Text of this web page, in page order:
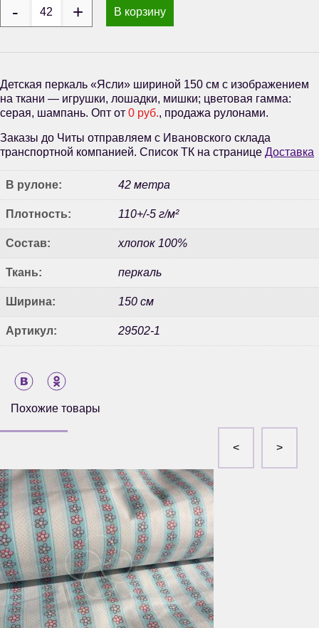
В корзину
Детская перкаль «Ясли» шириной 150 см с изображением
на ткани — игрушки, лошадки, мишки; цветовая гамма:
серая, шампань. Опт от 0 руб., продажа рулонами.
Заказы до Читы отправляем с Ивановского склада
транспортной компанией. Список ТК на странице Доставка
В рулоне: 42 метра
Плотность: 110+/-5 г/м²
Состав: хлопок 100%
Ткань: перкаль
Ширина: 150 см
Артикул: 29502-1
Похожие товары